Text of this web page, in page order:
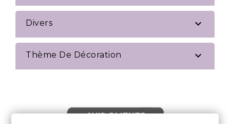
Divers 
Thème De Décoration 
AVIS CLIENTS